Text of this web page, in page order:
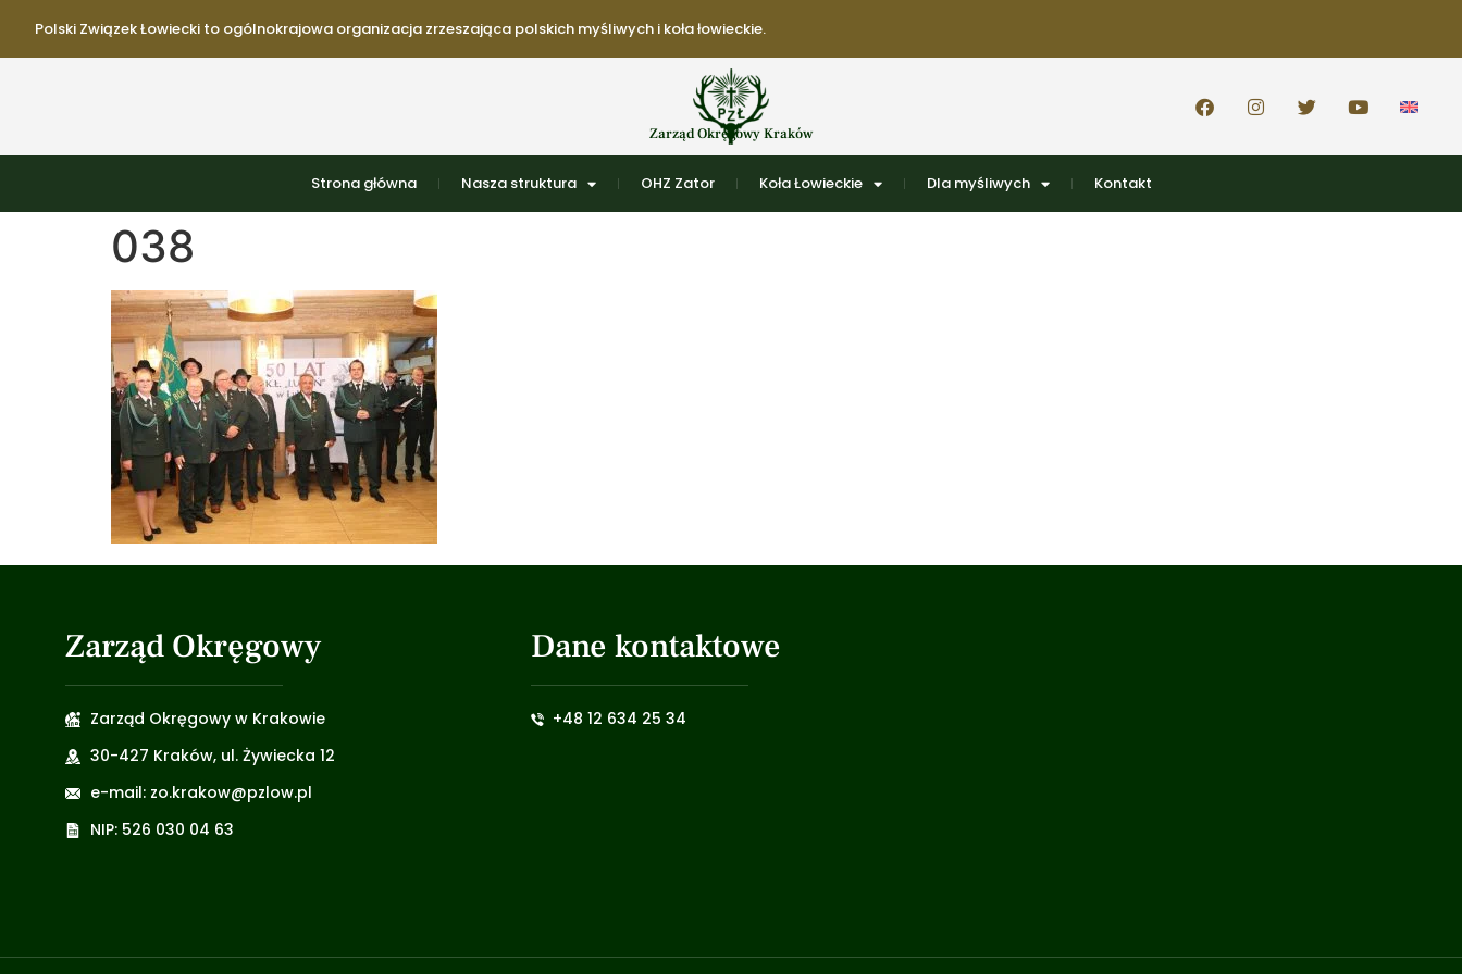
Polski Związek Łowiecki to ogólnokrajowa organizacja zrzeszająca polskich myśliwych i koła łowieckie.
Zarząd Okręgowy Kraków
Strona główna Nasza struktura OHZ Zator Koła Łowieckie Dla myśliwych Kontakt
038
Zarząd Okręgowy
Zarząd Okręgowy w Krakowie
30-427 Kraków, ul. Żywiecka 12
e-mail: zo.krakow@pzlow.pl
NIP: 526 030 04 63
Dane kontaktowe
+48 12 634 25 34